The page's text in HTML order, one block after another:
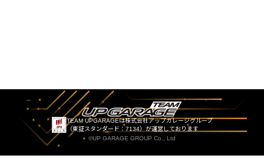
TEAM UPGARAGEは株式会社アップガレージグループ
（東証スタンダード：7134）が運営しております
©UP GARAGE GROUP Co., Ltd